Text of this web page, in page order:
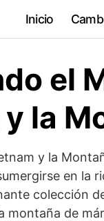
Inicio
el
la
y la
en la
colección
montaña de